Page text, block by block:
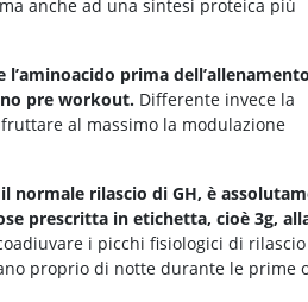
anche ad una sintesi proteica più
l’aminoacido prima
pre workout. Differente invece la
al massimo la modulazione
normale rilascio di GH, è
prescritta in etichetta, cioè 3g,
i picchi fisiologici di rilascio
proprio di notte durante le prime